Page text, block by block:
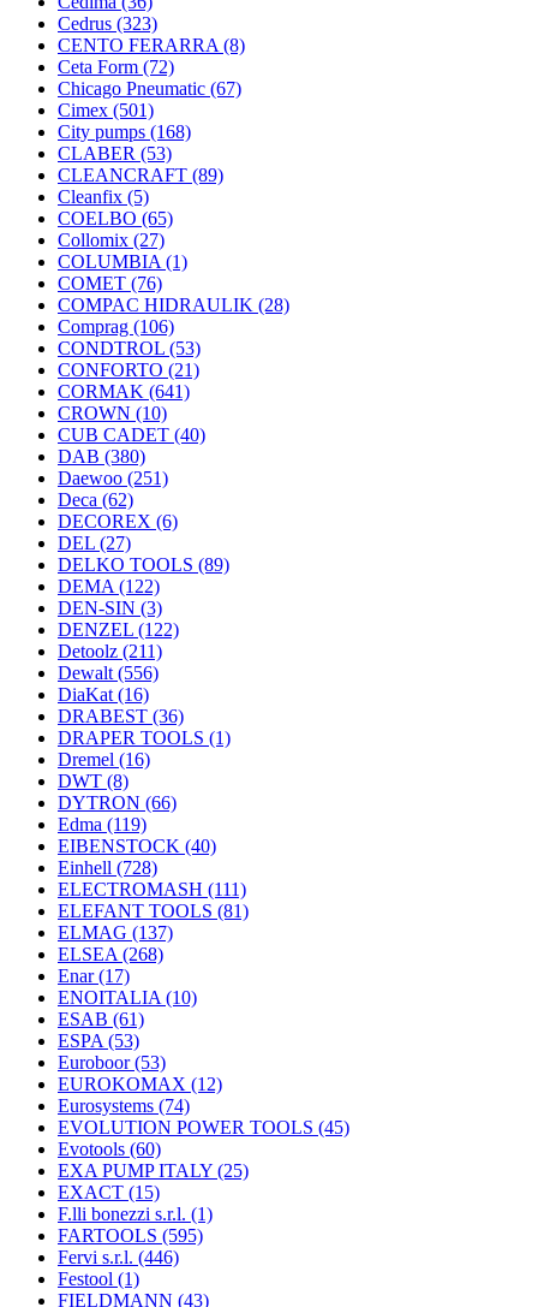
Cedrus (323)
CENTO FERARRA (8)
Ceta Form (72)
Chicago Pneumatic (67)
Cimex (501)
City pumps (168)
CLABER (53)
CLEANCRAFT (89)
Cleanfix (5)
COELBO (65)
Collomix (27)
COLUMBIA (1)
COMET (76)
COMPAC HIDRAULIK (28)
Comprag (106)
CONDTROL (53)
CONFORTO (21)
CORMAK (641)
CROWN (10)
CUB CADET (40)
DAB (380)
Daewoo (251)
Deca (62)
DECOREX (6)
DEL (27)
DELKO TOOLS (89)
DEMA (122)
DEN-SIN (3)
DENZEL (122)
Detoolz (211)
Dewalt (556)
DiaKat (16)
DRABEST (36)
DRAPER TOOLS (1)
Dremel (16)
DWT (8)
DYTRON (66)
Edma (119)
EIBENSTOCK (40)
Einhell (728)
ELECTROMASH (111)
ELEFANT TOOLS (81)
ELMAG (137)
ELSEA (268)
Enar(17)
ENOITALIA (10)
ESAB (61)
ESPA (53)
Euroboor(53)
EUROKOMAX (12)
Eurosystems (74)
EVOLUTION POWER TOOLS (45)
Evotools (60)
EXA PUMP ITALY (25)
EXACT (15)
F.lli bonezzi s.r.l. (1)
FARTOOLS (595)
Fervi s.r.l. (446)
Festool (1)
FIELDMANN (43)